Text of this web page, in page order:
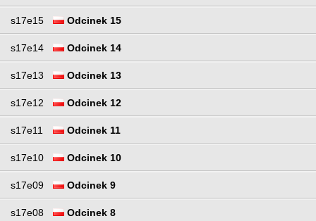
s17e15 Odcinek 15
s17e14 Odcinek 14
s17e13 Odcinek 13
s17e12 Odcinek 12
s17e11 Odcinek 11
s17e10 Odcinek 10
s17e09 Odcinek 9
s17e08 Odcinek 8